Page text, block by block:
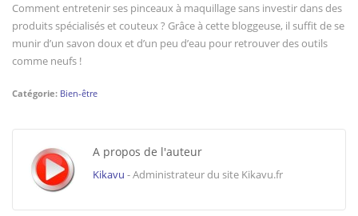
Comment entretenir ses pinceaux à maquillage sans investir dans des
produits spécialisés et couteux ? Grâce à cette bloggeuse, il suffit de se
munir d’un savon doux et d’un peu d’eau pour retrouver des outils
comme neufs !
Catégorie: Bien-être
A propos de l'auteur
Kikavu - Administrateur du site Kikavu.fr